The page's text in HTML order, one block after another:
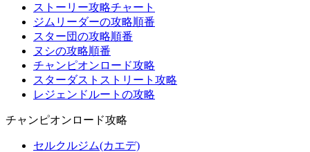
ストーリー攻略チャート
ジムリーダーの攻略順番
スター団の攻略順番
ヌシの攻略順番
チャンピオンロード攻略
スターダストストリート攻略
レジェンドルートの攻略
チャンピオンロード攻略
セルクルジム(カエデ)